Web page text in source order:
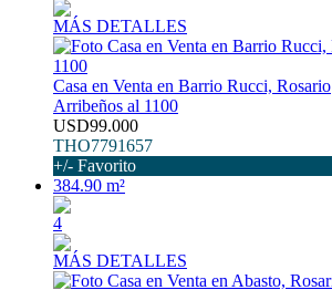
MÁS DETALLES
Casa en Venta en Barrio Rucci, Rosario
Arribeños al 1100
USD99.000
THO7791657
+/- Favorito
384.90 m²
4
MÁS DETALLES